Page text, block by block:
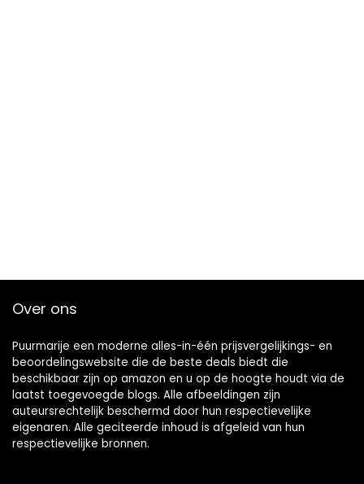
Over ons
Puurmarije een moderne alles-in-één prijsvergelijkings- en
beoordelingswebsite die de beste deals biedt die
beschikbaar zijn op amazon en u op de hoogte houdt via de
laatst toegevoegde blogs. Alle afbeeldingen zijn
auteursrechtelijk beschermd door hun respectievelijke
eigenaren. Alle geciteerde inhoud is afgeleid van hun
respectievelijke bronnen.